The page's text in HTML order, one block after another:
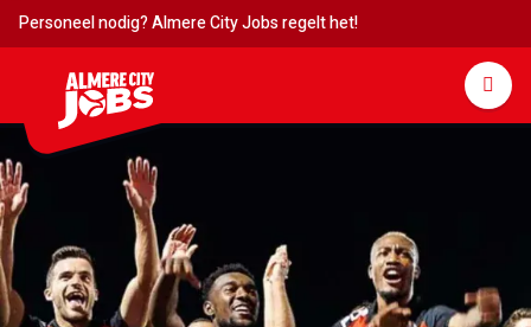
Personeel nodig? Almere City Jobs regelt het!